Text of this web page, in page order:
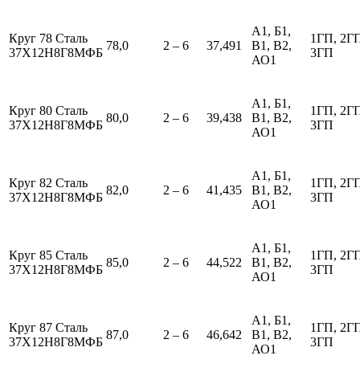
Круг 78 Сталь
37Х12Н8Г8МФБ
78,0 2 – 6 37,491
А1, Б1,
В1, В2,
АО1
1ГП,
3ГП
Круг 80 Сталь
37Х12Н8Г8МФБ
80,0 2 – 6 39,438
А1, Б1,
В1, В2,
АО1
1ГП,
3ГП
Круг 82 Сталь
37Х12Н8Г8МФБ
82,0 2 – 6 41,435
А1, Б1,
В1, В2,
АО1
1ГП,
3ГП
Круг 85 Сталь
37Х12Н8Г8МФБ
85,0 2 – 6 44,522
А1, Б1,
В1, В2,
АО1
1ГП,
3ГП
Круг 87 Сталь
37Х12Н8Г8МФБ
87,0 2 – 6 46,642
А1, Б1,
В1, В2,
АО1
1ГП,
3ГП